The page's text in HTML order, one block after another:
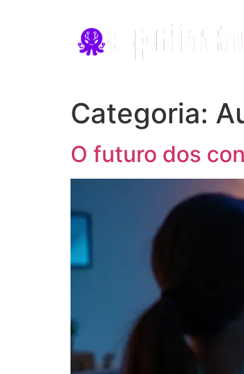
Categoria:
O futuro dos